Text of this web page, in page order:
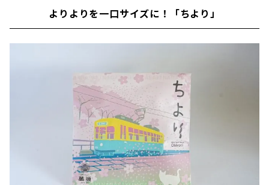
よりよりを一口サイズに！「ちより」